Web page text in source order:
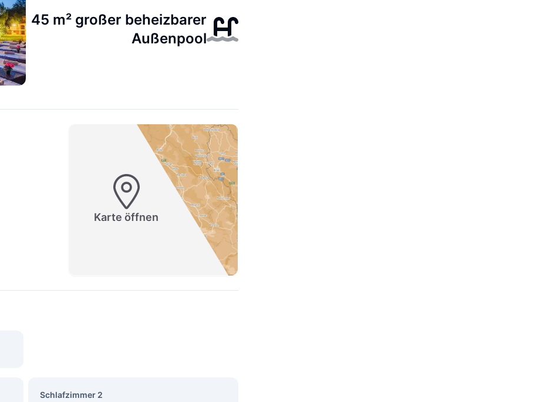
45 m² großer beheizbarer
Außenpool
Karte öffnen
Schlafzimmer 2